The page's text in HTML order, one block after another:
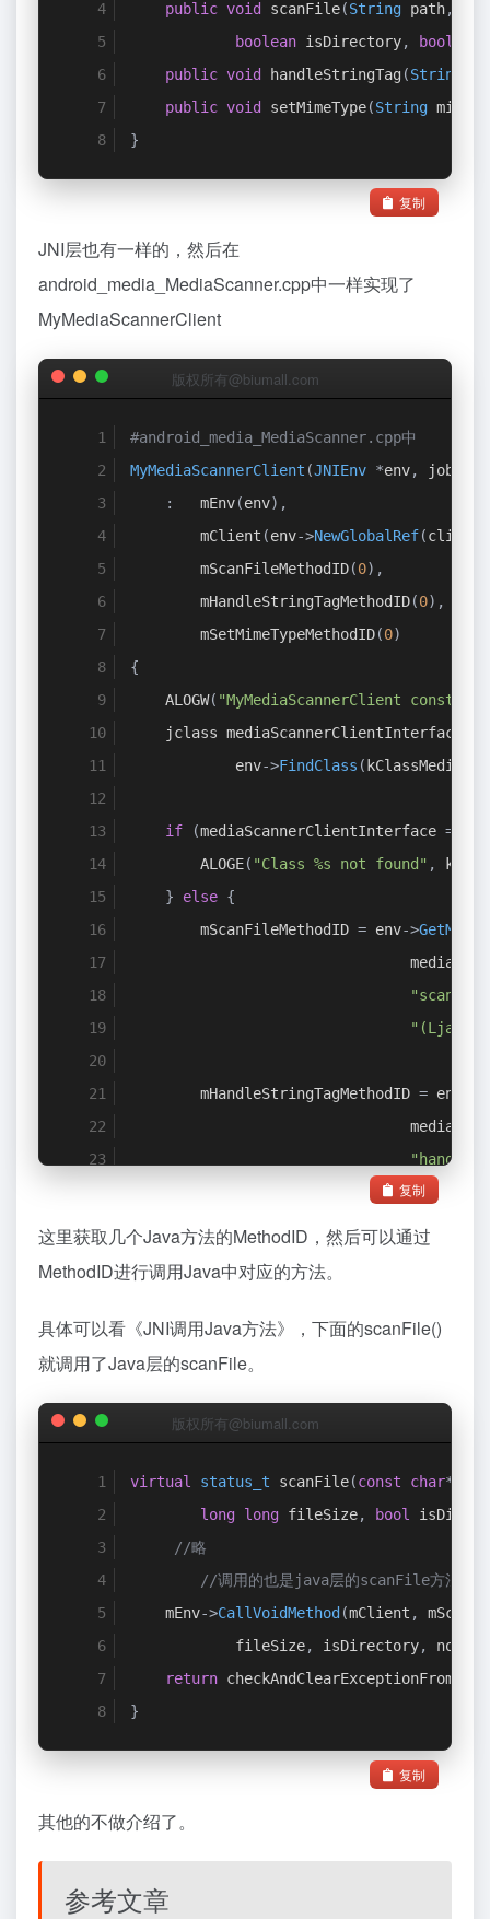
public void scanFile(String path,
boolean isDirectory, boolean
public void handleStringTag (String
public void setMimeType(String
}
复制
JNI层也有一样的，然后在
android_media_MediaScanner.cpp中一样实现了
MyMediaScannerClient
版权所有@biumall.com
#android_media_MediaScanner.cpp中
MyMediaScannerClient (JNIEnv *env,
:
   mEnv
(env),
        mClient
(env->NewGlobalRef(client
        mScanFileMethodID
(0),
        mHandleStringTagMethodID
(0),
        mSetMimeTypeMethodID
(0)
{
    ALOGW
( "MyMediaScannerClient
    jclass mediaScannerClientInterface
            env
->FindClass (
if (mediaScannerClientInterface ==
        ALOGE
( "Class %s not found" ,
}
else {
        mScanFileMethodID
= env->
"(Ljava/
        mHandleStringTagMethodID
= env
"(Ljava/
复制
这里获取几个Java方法的MethodID，然后可以通过
MethodID进行调用Java中对应的方法。
具体可以看《JNI调用Java方法》，下面的scanFile()
就调用了Java层的scanFile。
版权所有@biumall.com
virtual status_t scanFile(const char*
long long fileSize, bool
//略
//调用的也是java层的scanFile方法
    mEnv
->CallVoidMethod (mClient ,
            fileSize
, isDirectory,
return
}
复制
其他的不做介绍了。
参考文章